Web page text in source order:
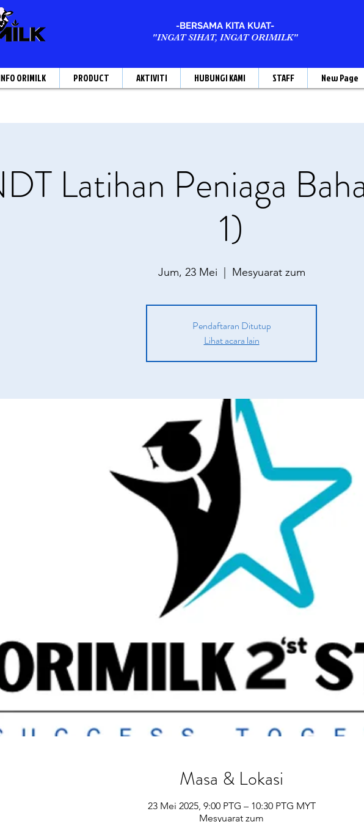
-BERSAMA KITA KUAT-
"INGAT SIHAT, INGAT ORIMILK"
Latihan Peniaga
1)
Jum, 23 Mei Mesyuarat zum
Pendaftaran Ditutup
Lihat acara lain
Masa & Lokasi
23 Mei 2025, 9:00 PTG – 10:30 PTG MYT
Mesyuarat zum
ORIMILK PRODUCT AKTIVITI HUBUNGI KAMI STAFF New Page